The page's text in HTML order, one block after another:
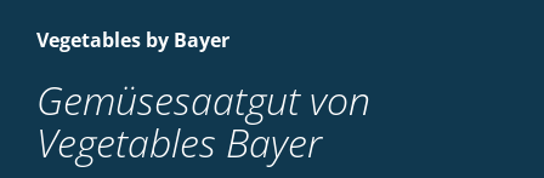
Vegetables by Bayer
Gemüsesaatgut von
Vegetables Bayer